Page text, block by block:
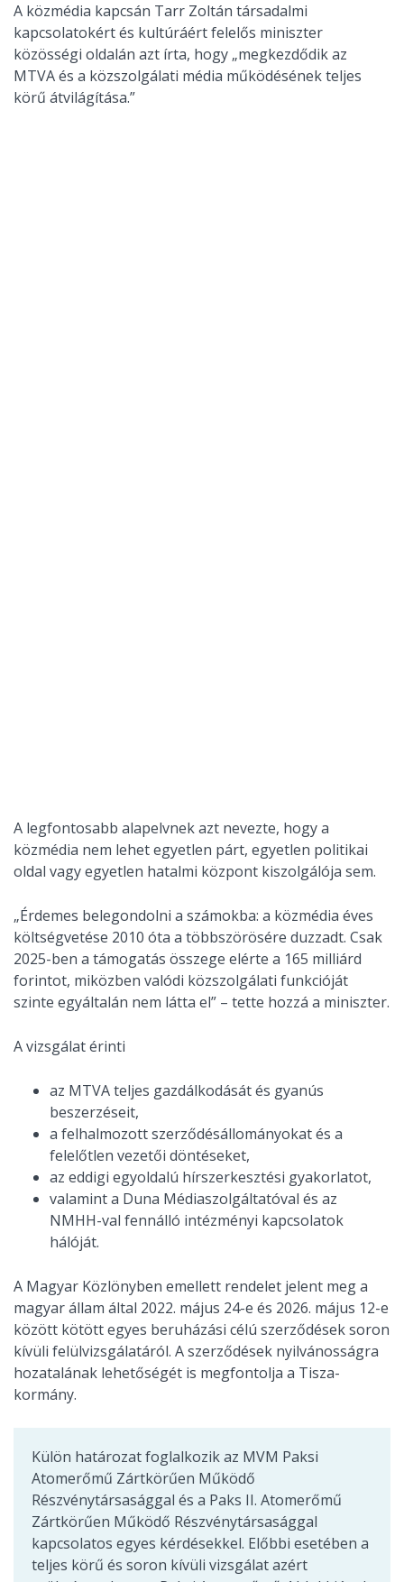
A közmédia kapcsán Tarr Zoltán társadalmi
kapcsolatokért és kultúráért felelős miniszter
közösségi oldalán azt írta, hogy „megkezdődik az
MTVA és a közszolgálati média működésének teljes
körű átvilágítása.”
A legfontosabb alapelvnek azt nevezte, hogy a
közmédia nem lehet egyetlen párt, egyetlen politikai
oldal vagy egyetlen hatalmi központ kiszolgálója sem.
„Érdemes belegondolni a számokba: a közmédia éves
költségvetése 2010 óta a többszörösére duzzadt. Csak
2025-ben a támogatás összege elérte a 165 milliárd
forintot, miközben valódi közszolgálati funkcióját
szinte egyáltalán nem látta el” – tette hozzá a miniszter.
A vizsgálat érinti
az MTVA teljes gazdálkodását és gyanús
beszerzéseit,
a felhalmozott szerződésállományokat és a
felelőtlen vezetői döntéseket,
az eddigi egyoldalú hírszerkesztési gyakorlatot,
valamint a Duna Médiaszolgáltatóval és az
NMHH-val fennálló intézményi kapcsolatok
hálóját.
A Magyar Közlönyben emellett rendelet jelent meg a
magyar állam által 2022. május 24-e és 2026. május 12-e
között kötött egyes beruházási célú szerződések soron
kívüli felülvizsgálatáról. A szerződések nyilvánosságra
hozatalának lehetőségét is megfontolja a Tisza-
kormány.
Külön határozat foglalkozik az MVM Paksi
Atomerőmű Zártkörűen Működő
Részvénytársasággal és a Paks II. Atomerőmű
Zártkörűen Működő Részvénytársasággal
kapcsolatos egyes kérdésekkel. Előbbi esetében a
teljes körű és soron kívüli vizsgálat azért